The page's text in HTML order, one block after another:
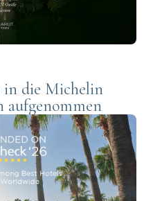
in die Michelin
aufgenommen